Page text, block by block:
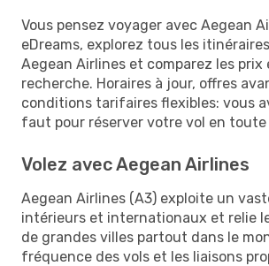
Vous pensez voyager avec Aegean
eDreams, explorez tous les
Aegean Airlines et comparez les prix
recherche. Horaires à jour, offres
conditions tarifaires flexibles: vous
faut pour réserver votre vol en toute
Volez avec Aegean Airlines
Aegean Airlines (A3) exploite un
intérieurs et internationaux et relie
de grandes villes partout dans le
fréquence des vols et les liaisons